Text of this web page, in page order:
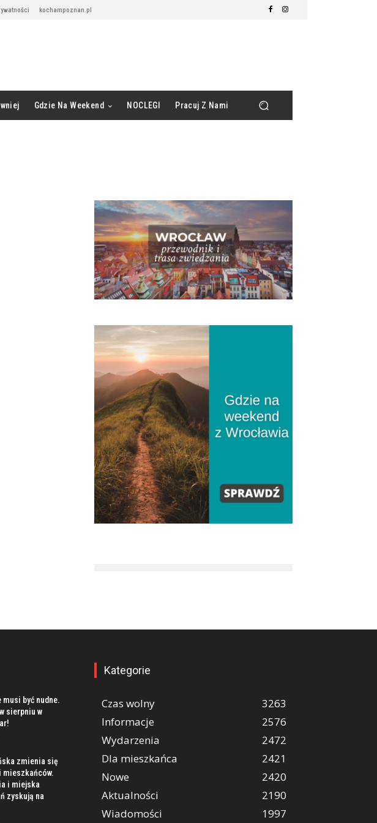
kochampoznan.pl
Gdzie Na Weekend NOCLEGI Pracuj Z Nami
musi być nudne.
sierpniu w
zmienia się
mieszkańców.
i miejska
zyskują na
Kategorie
Czas wolny
3263
Informacje
2576
Wydarzenia
2472
Dla mieszkańca
2421
Nowe
2420
Aktualności
2190
Wiadomości
1997